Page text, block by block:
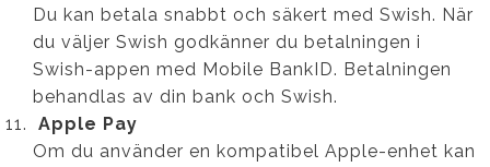
Du kan betala snabbt och säkert med Swish. När
du väljer Swish godkänner du betalningen i
Swish-appen med Mobile BankID. Betalningen
behandlas av din bank och Swish.
Apple Pay
Om du använder en kompatibel Apple-enhet kan